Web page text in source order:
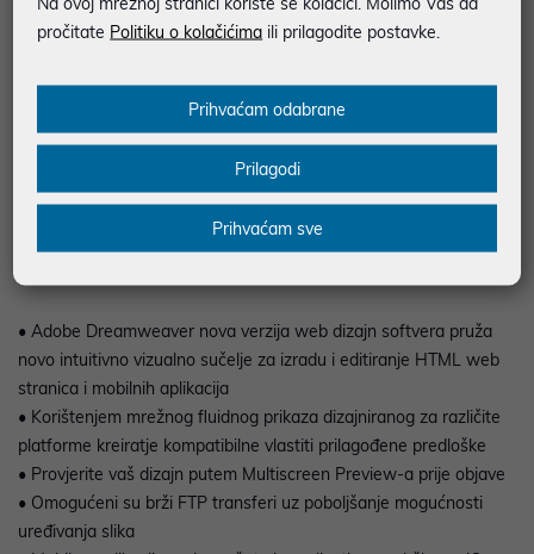
prilikom štampanja te promjene u dostupnosti i cijene. Slike artikala su
ilustrativne prirode te ne moraju u potpunosti odgovarati artiklima. Za sve
web-prodaja@mikronis.hr
• Adobe Dreamweaver nova verzija web dizajn softvera pruža
novo intuitivno vizualno sučelje za izradu i editiranje HTML web
stranica i mobilnih aplikacija
• Korištenjem mrežnog fluidnog prikaza dizajniranog za različite
platforme kreiratje kompatibilne vlastiti prilagođene predloške
• Provjerite vaš dizajn putem Multiscreen Preview-a prije objave
• Omogućeni su brži FTP transferi uz poboljšanje mogućnosti
uređivanja slika
pročitate Politiku o kolačićima ili prilagodite postavke.
Prihvaćam odabrane
Prilagodi
Prihvaćam sve